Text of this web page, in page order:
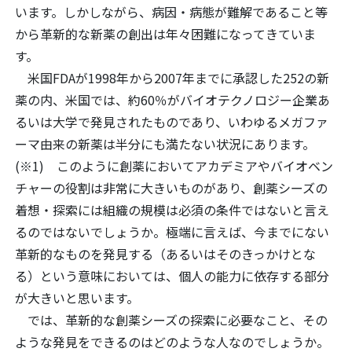
います。しかしながら、病因・病態が難解であること等
から革新的な新薬の創出は年々困難になってきていま
す。
米国FDAが1998年から2007年までに承認した252の新
薬の内、米国では、約60％がバイオテクノロジー企業あ
るいは大学で発見されたものであり、いわゆるメガファ
ーマ由来の新薬は半分にも満たない状況にあります。
(※1) このように創薬においてアカデミアやバイオベン
チャーの役割は非常に大きいものがあり、創薬シーズの
着想・探索には組織の規模は必須の条件ではないと言え
るのではないでしょうか。極端に言えば、今までにない
革新的なものを発見する（あるいはそのきっかけとな
る）という意味においては、個人の能力に依存する部分
が大きいと思います。
では、革新的な創薬シーズの探索に必要なこと、その
ような発見をできるのはどのような人なのでしょうか。